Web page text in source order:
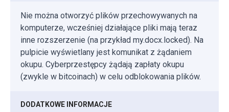
Nie można otworzyć plików przechowywanych na
komputerze, wcześniej działające pliki mają teraz
inne rozszerzenie (na przykład my.docx.locked). Na
pulpicie wyświetlany jest komunikat z żądaniem
okupu. Cyberprzestępcy żądają zapłaty okupu
(zwykle w bitcoinach) w celu odblokowania plików.
DODATKOWE INFORMACJE